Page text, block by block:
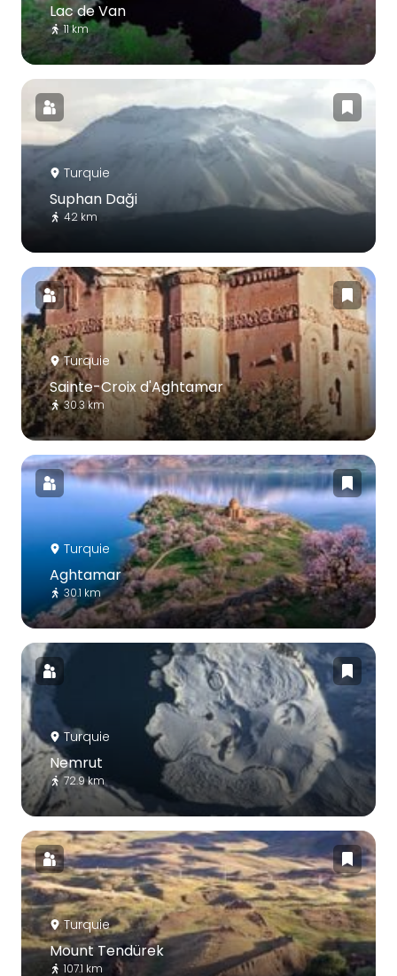
Lac de Van
11 km
Turquie
Suphan Daği
42 km
Turquie
Sainte-Croix d'Aghtamar
30.3 km
Turquie
Aghtamar
30.1 km
Turquie
Nemrut
72.9 km
Turquie
Mount Tendürek
107.1 km